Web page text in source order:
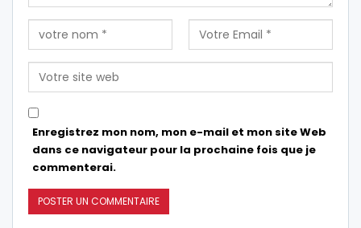
Enregistrez mon nom, mon e-mail et mon site Web
dans ce navigateur pour la prochaine fois que je
commenterai.